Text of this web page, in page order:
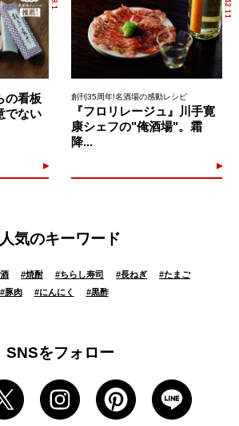
の看板
でない
創刊35周年!名酒場の感動レシピ
『フロリレージュ』川手寛
康シェフの"俺酒場"。霜
降...
人気のキーワード
#焼酎 #ちらし寿司 #長ねぎ #たまご
#豚肉 #にんにく #黒酢
SNSをフォロー